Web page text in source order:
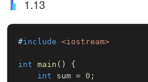
1.13
#include <iostream>
int main ( )
{
int sum = 0 ;